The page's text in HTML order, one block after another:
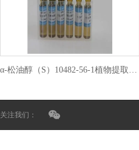
α-松油醇（S）10482-56-1植物提取HPLC
关注我们：